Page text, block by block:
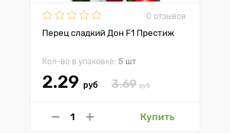
0 отзывов
Перец сладкий Дон F1 Престиж
Кол-во в упаковке: 5 шт
2.29 руб 3.69 руб
Купить